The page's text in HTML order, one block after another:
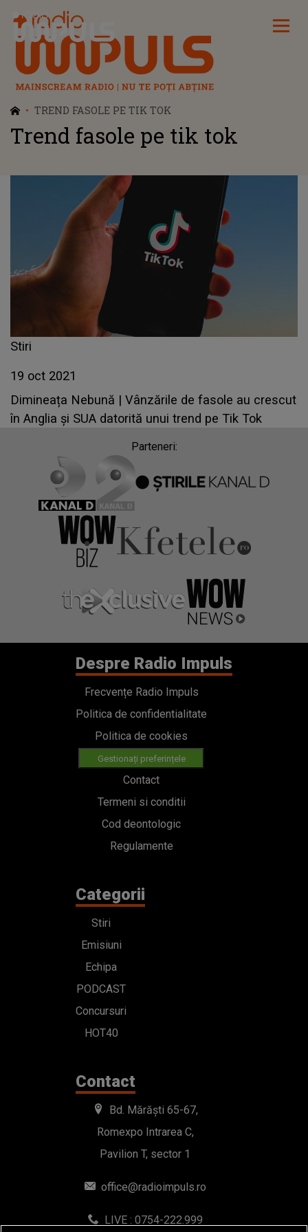
Radio Impuls
TREND FASOLE PE TIK TOK
Trend fasole pe tik tok
Stiri
19 oct 2021
Dimineața Nebună | Vânzările de fasole au crescut
în Anglia şi SUA datorită unui trend pe Tik Tok
Parteneri:
Despre Radio Impuls
Frecvențe Radio Impuls
Politica de confidentialitate
Politica de cookies
Gestionați preferințele
Contact
Termeni si conditii
Cod deontologic
Regulamente
Categorii
Stiri
Emisiuni
Echipa
PODCAST
Concursuri
HOT40
Contact
Bd. Mărăști 65-67,
Romexpo Intrarea C,
Pavilion T, sector 1
office@radioimpuls.ro
LIVE : 0754-222.999